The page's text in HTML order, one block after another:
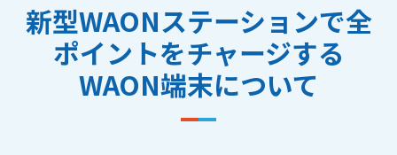
新型WAONステーションで全
ポイントをチャージする
WAON端末について